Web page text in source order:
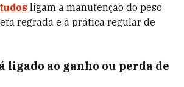
ligam a manutenção do peso
regrada e à prática regular de
ligado ao ganho ou perda de